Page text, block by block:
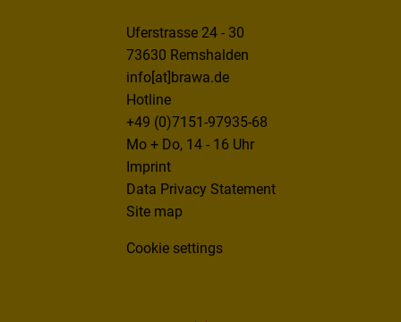
Uferstrasse 24 - 30
73630 Remshalden
info[at]brawa.de
Hotline
+49 (0)7151-97935-68
Mo + Do, 14 - 16 Uhr
Imprint
Data Privacy Statement
Site map
Cookie settings